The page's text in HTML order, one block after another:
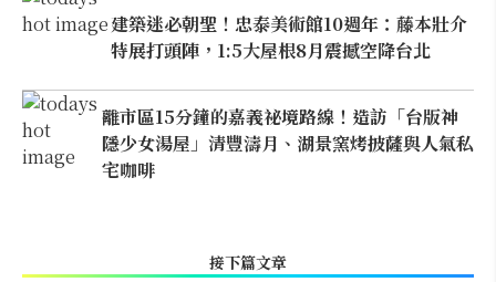
建築迷必朝聖！忠泰美術館10週年：藤本壯介
特展打頭陣，1:5大屋根8月震撼空降台北
離市區15分鐘的嘉義祕境路線！造訪「台版神
隱少女湯屋」清豐濤月、湖景窯烤披薩與人氣私
宅咖啡
接下篇文章